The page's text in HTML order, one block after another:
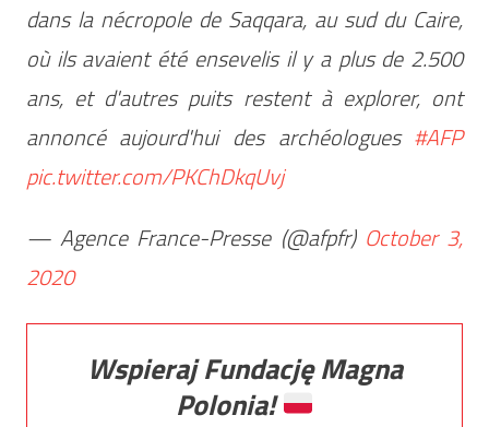
dans la nécropole de Saqqara, au sud du Caire,
où ils avaient été ensevelis il y a plus de 2.500
ans, et d'autres puits restent à explorer, ont
annoncé aujourd'hui des archéologues #AFP
pic.twitter.com/PKChDkqUvj
— Agence France-Presse (@afpfr) October 3,
2020
Wspieraj Fundację Magna
Polonia!